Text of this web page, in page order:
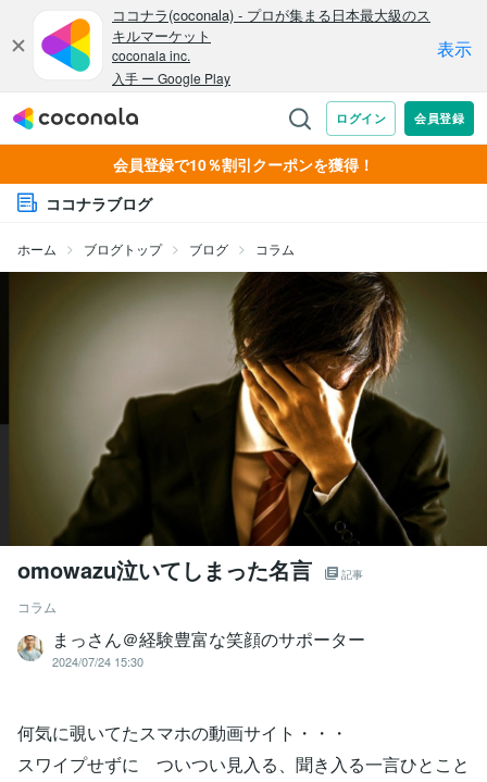
会員登録で10％割引クーポンを獲得！
ココナラブログ
ホーム ブログトップ ブログ コラム
omowazu泣いてしまった名言 記事
コラム
まっさん＠経験豊富な笑顔のサポーター
2024/07/24 15:30
何気に覗いてたスマホの動画サイト・・・
スワイプせずに ついつい見入る、聞き入る一言ひとこと